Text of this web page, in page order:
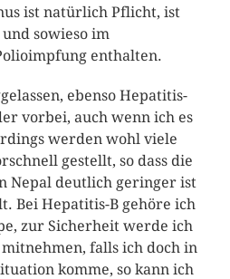
ist natürlich Pflicht, ist
sowieso im
enthalten.
ebenso Hepatitis-
vorbei, auch wenn ich es
werden wohl viele
gestellt, so dass die
Nepal deutlich geringer ist
Bei Hepatitis-B gehöre ich
zur Sicherheit werde ich
falls ich doch in
komme, so kann ich